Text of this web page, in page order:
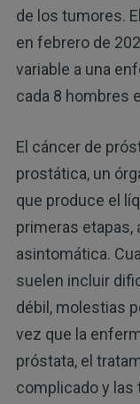
de los tumores.
en febrero de
variable a una
cada 8 hombres
El cáncer de
prostática, un
que produce el
primeras etapas,
asintomática.
suelen incluir
débil, molestias
vez que la
próstata, el
complicado y las